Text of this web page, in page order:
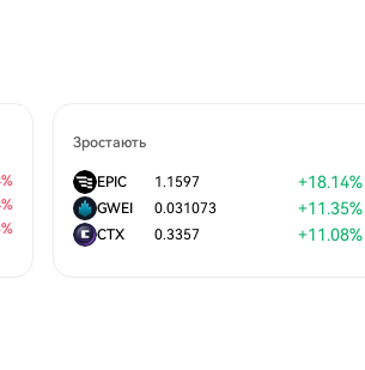
%
%
%
Зростають
EPIC 1.1597 +18.14%
GWEI 0.031073 +11.35%
CTX 0.3357 +11.08%